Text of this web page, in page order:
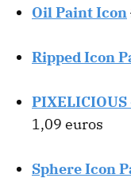
Oil Paint Icon
Ripped Icon
1,09 euros
Sphere Icon